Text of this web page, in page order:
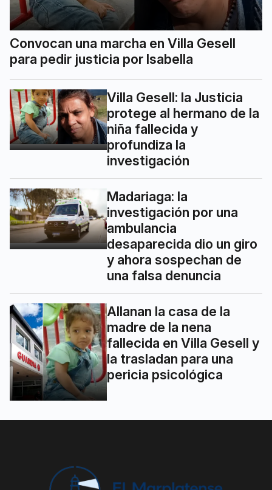
Convocan una marcha en Villa Gesell
para pedir justicia por Isabella
Villa Gesell: la Justicia
protege al hermano de la
niña fallecida y
profundiza la
investigación
Madariaga: la
investigación por una
ambulancia
desaparecida dio un giro
y ahora sospechan de
una falsa denuncia
Allanan la casa de la
madre de la nena
fallecida en Villa Gesell y
la trasladan para una
pericia psicológica